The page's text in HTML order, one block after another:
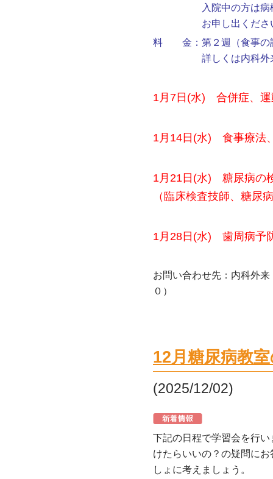
入院中の方は病棟看
お申し出くださ
料 金：第２週（食事の
詳しくは内科外来看
1月7日(水) 合併症、運
1月14日(水) 食事療法
1月21日(水) 糖尿病の
（臨床検査技師、糖尿
1月28日(水) 歯周病予
お問い合わせ先：内科外
０）
12月糖尿病教
(2025/12/02)
下記の日程で学習会を行
けたらいいの？の疑問に
しょに考えましょう。